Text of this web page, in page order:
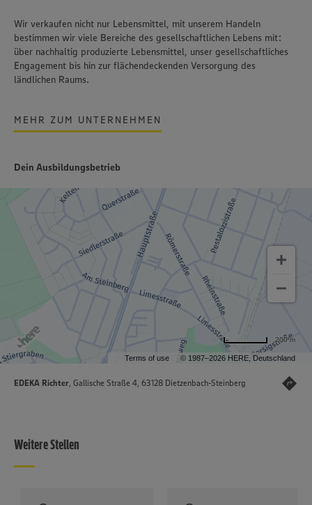
Wir verkaufen nicht nur Lebensmittel, mit unserem Handeln
bestimmen wir viele Bereiche des gesellschaftlichen Lebens mit:
über nachhaltig produzierte Lebensmittel, unser gesellschaftliches
Engagement bis hin zur flächendeckenden Versorgung des
ländlichen Raums.
MEHR ZUM UNTERNEHMEN
Dein Ausbildungsbetrieb
Terms of use © 1987–2026 HERE, Deutschland
200 m
EDEKA Richter, Gallische Straße 4, 63128 Dietzenbach-Steinberg
Weitere Stellen